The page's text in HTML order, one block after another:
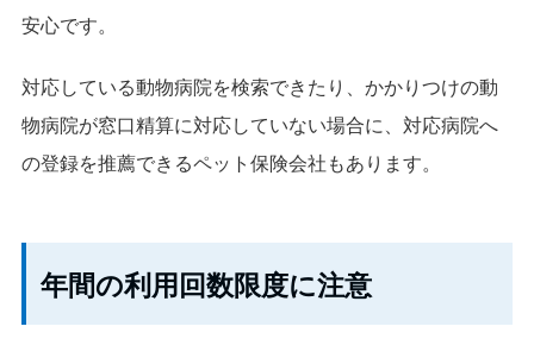
安心です。
対応している動物病院を検索できたり、かかりつけの動
物病院が窓口精算に対応していない場合に、対応病院へ
の登録を推薦できるペット保険会社もあります。
年間の利用回数限度に注意